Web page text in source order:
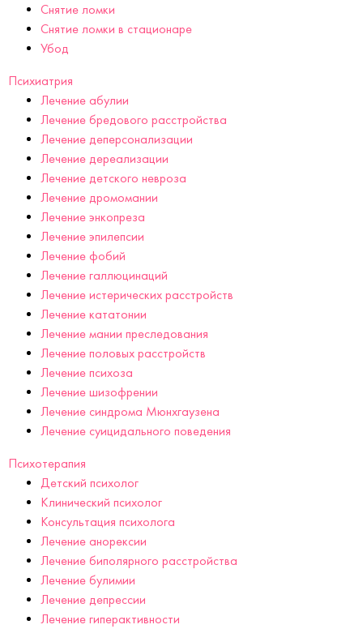
Снятие ломки
Снятие ломки в стационаре
Убод
Психиатрия
Лечение абулии
Лечение бредового расстройства
Лечение деперсонализации
Лечение дереализации
Лечение детского невроза
Лечение дромомании
Лечение энкопреза
Лечение эпилепсии
Лечение фобий
Лечение галлюцинаций
Лечение истерических расстройств
Лечение кататонии
Лечение мании преследования
Лечение половых расстройств
Лечение психоза
Лечение шизофрении
Лечение синдрома Мюнхгаузена
Лечение суицидального поведения
Психотерапия
Детский психолог
Клинический психолог
Консультация психолога
Лечение анорексии
Лечение биполярного расстройства
Лечение булимии
Лечение депрессии
Лечение гиперактивности